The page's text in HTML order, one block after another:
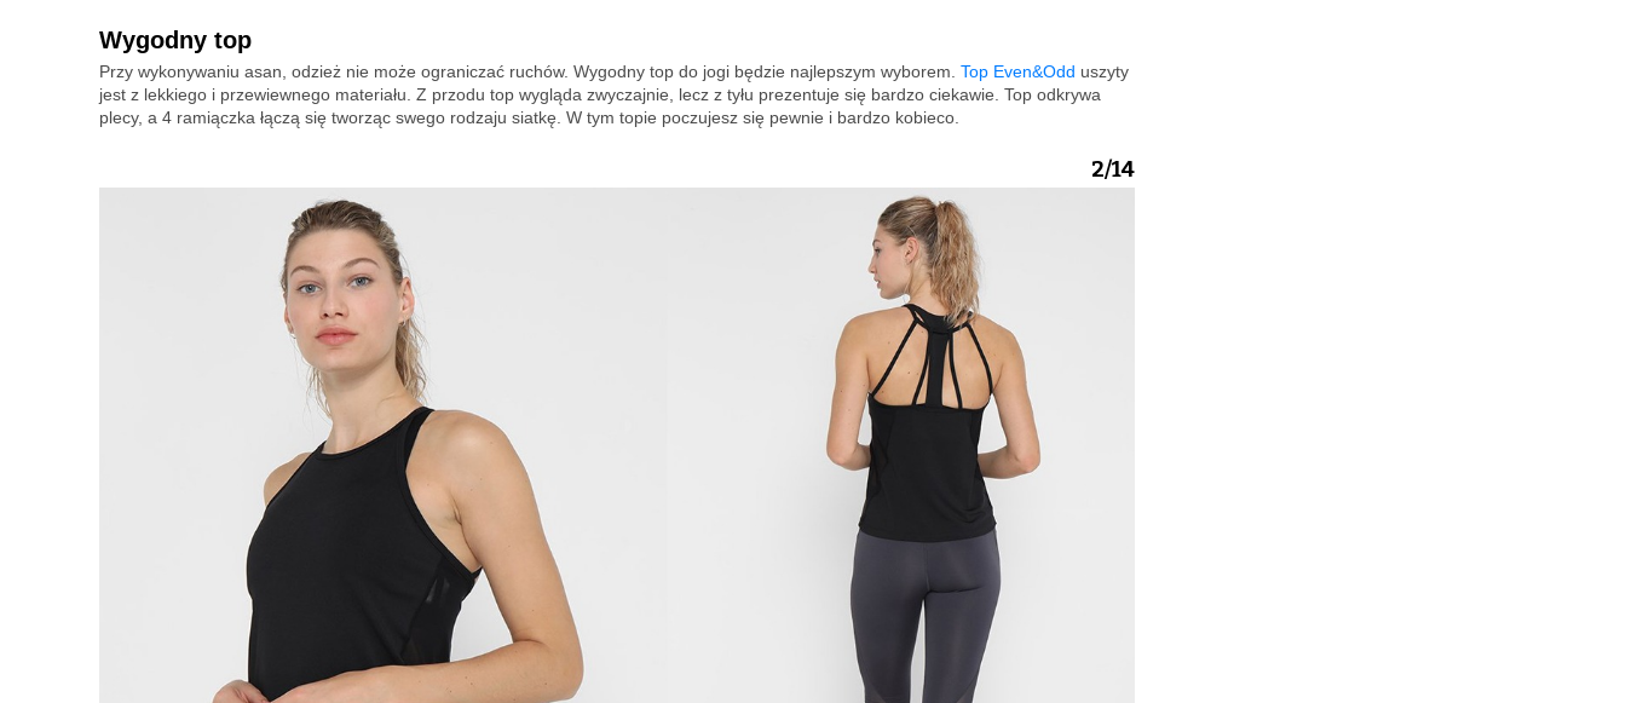
Wygodny top
Przy wykonywaniu asan, odzież nie może ograniczać ruchów. Wygodny top do jogi będzie najlepszym wyborem. Top Even&Odd uszyty
jest z lekkiego i przewiewnego materiału. Z przodu top wygląda zwyczajnie, lecz z tyłu prezentuje się bardzo ciekawie. Top odkrywa
plecy, a 4 ramiączka łączą się tworząc swego rodzaju siatkę. W tym topie poczujesz się pewnie i bardzo kobieco.
2/14